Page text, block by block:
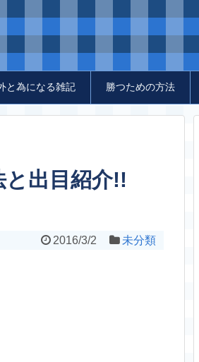
と為になる雑記 勝つための方法
と出目紹介!!
2016/3/2 未分類